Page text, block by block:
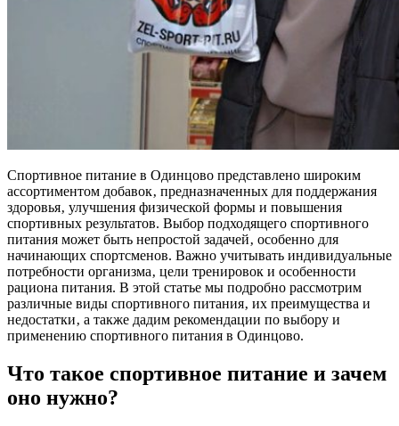
Спортивное питание в Одинцово представлено широким
ассортиментом добавок‚ предназначенных для поддержания
здоровья‚ улучшения физической формы и повышения
спортивных результатов. Выбор подходящего спортивного
питания может быть непростой задачей‚ особенно для
начинающих спортсменов. Важно учитывать индивидуальные
потребности организма‚ цели тренировок и особенности
рациона питания. В этой статье мы подробно рассмотрим
различные виды спортивного питания‚ их преимущества и
недостатки‚ а также дадим рекомендации по выбору и
применению спортивного питания в Одинцово.
Что такое спортивное питание и зачем
оно нужно?